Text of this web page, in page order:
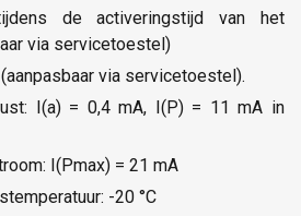
de activeringstijd van het
via servicetoestel)
via servicetoestel).
I(a) = 0,4 mA, I(P) = 11 mA in
I(Pmax) = 21 mA
-20 °C